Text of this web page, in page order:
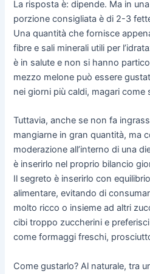
La risposta è: dipende. Ma in
porzione consigliata è di 2-3
Una quantità che fornisce
fibre e sali minerali utili per
è in salute e non si hanno
mezzo melone può essere
nei giorni più caldi, magari
Tuttavia, anche se non fa
mangiarne in gran quantità, ma
moderazione all’interno di una
è inserirlo nel proprio bilancio
Il segreto è inserirlo con
alimentare, evitando di
molto ricco o insieme ad altri
cibi troppo zuccherini e
come formaggi freschi,
Come gustarlo? Al naturale, tra